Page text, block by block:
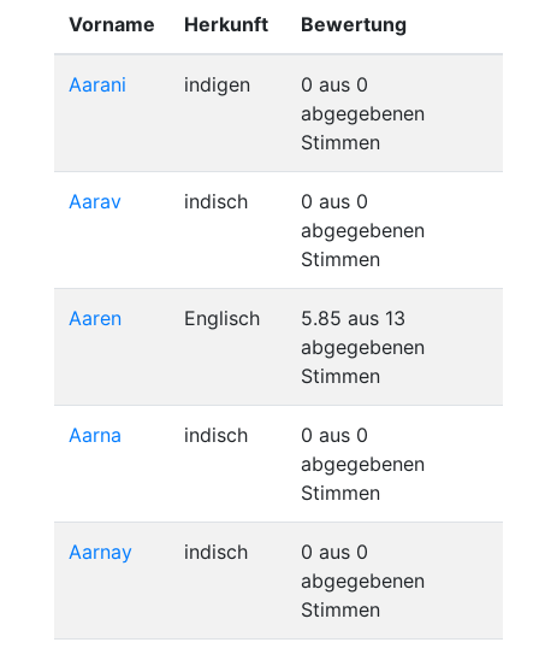
Vorname Herkunft Bewertung
Aarani indigen
0 aus 0
abgegebenen
Stimmen
Aarav indisch
0 aus 0
abgegebenen
Stimmen
Aaren Englisch
5.85 aus 13
abgegebenen
Stimmen
Aarna indisch
0 aus 0
abgegebenen
Stimmen
Aarnay indisch
0 aus 0
abgegebenen
Stimmen